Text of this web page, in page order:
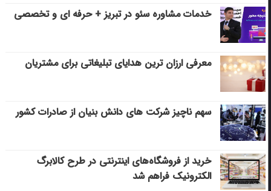
خدمات مشاوره سئو در تبریز + حرفه ای و تخصصی
معرفی ارزان ترین هدایای تبلیغاتی برای مشتریان
سهم ناچیز شرکت های دانش بنیان از صادرات کشور
خرید از فروشگاه‌های اینترنتی در طرح کالابرگ
الکترونیک فراهم شد